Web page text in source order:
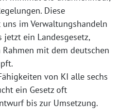
Diese
im Verwaltungshandeln
jetzt ein Landesgesetz,
mit dem deutschen
von KI alle sechs
ein Gesetz oft
bis zur Umsetzung.